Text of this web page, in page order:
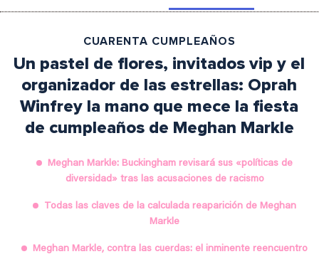
CUARENTA CUMPLEAÑOS
Un pastel de flores, invitados vip y el
organizador de las estrellas: Oprah
Winfrey la mano que mece la fiesta
de cumpleaños de Meghan Markle
Meghan Markle: Buckingham revisará sus «políticas de
diversidad» tras las acusaciones de racismo
Todas las claves de la calculada reaparición de Meghan
Markle
Meghan Markle, contra las cuerdas: el inminente reencuentro